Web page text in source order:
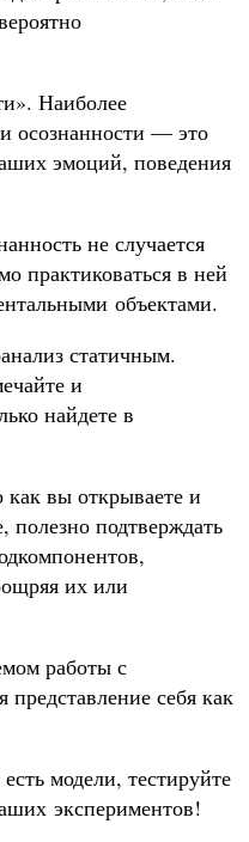
Наиболее
осознанности — это
эмоций, поведения
не случается
практиковаться в ней
объектами.
статичным.
и
найдете в
вы открываете и
подтверждать
их или
работы с
представление себя как
модели, тестируйте
экспериментов!